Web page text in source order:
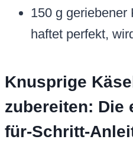
150 g geriebener
haftet perfekt,
Knusprige
zubereiten: Die
für-Schritt-